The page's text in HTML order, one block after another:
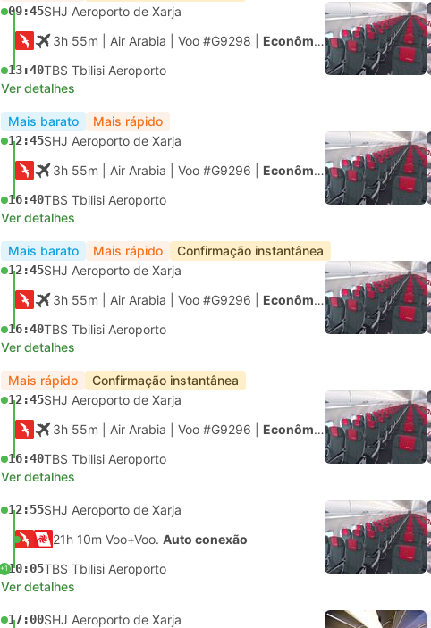
09:45SHJ Aeroporto de Xarja
3h 55m | Air Arabia Voo #G9298 Econômica
13:40TBS Tbilisi Aeroporto
Ver detalhes
Mais barato Mais rápido
12:45SHJ Aeroporto de Xarja
3h 55m | Air Arabia Voo #G9296 Econômica
16:40TBS Tbilisi Aeroporto
Ver detalhes
Mais barato Mais rápido Confirmação instantânea
12:45SHJ Aeroporto de Xarja
3h 55m | Air Arabia Voo #G9296 Econômica
16:40TBS Tbilisi Aeroporto
Ver detalhes
Mais rápido Confirmação instantânea
12:45SHJ Aeroporto de Xarja
3h 55m | Air Arabia Voo #G9296 Econômica
16:40TBS Tbilisi Aeroporto
Ver detalhes
12:55SHJ Aeroporto de Xarja
21h 10m Voo+Voo. Auto conexão
+110:05TBS Tbilisi Aeroporto
Ver detalhes
17:00SHJ Aeroporto de Xarja